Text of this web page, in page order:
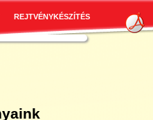
REJTVÉNYKÉSZÍTÉS